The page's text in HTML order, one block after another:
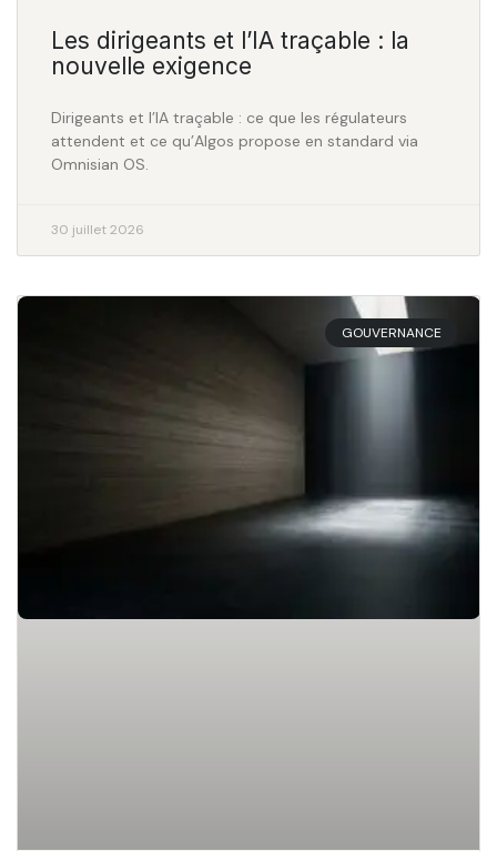
Les dirigeants et l’IA traçable : la
nouvelle exigence
Dirigeants et l’IA traçable : ce que les régulateurs
attendent et ce qu’Algos propose en standard via
Omnisian OS.
30 juillet 2026
GOUVERNANCE